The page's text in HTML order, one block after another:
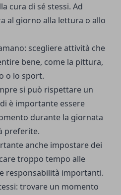
cura di sé stessi. Ad
al giorno alla lettura o allo
scegliere attività che
bene, come la pittura,
o lo sport.
si può rispettare un
è importante essere
durante la giornata
preferite.
anche impostare dei
troppo tempo alle
responsabilità importanti.
trovare un momento